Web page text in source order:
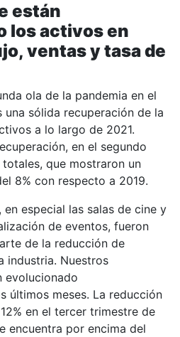
están
los activos en
ventas y tasa de
ola de la pandemia en el
una sólida recuperación de la
a lo largo de 2021.
en el segundo
que mostraron un
8% con respecto a 2019.
especial las salas de cine y
de eventos, fueron
de la reducción de
industria. Nuestros
evolucionado
últimos meses. La reducción
en el tercer trimestre de
encuentra por encima del